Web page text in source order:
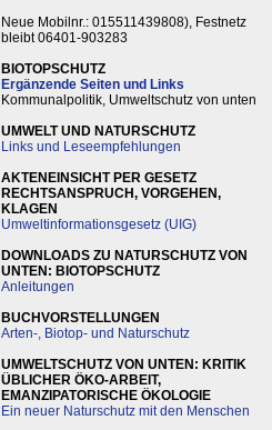
Neue Mobilnr.: 015511439808), Festnetz
bleibt 06401-903283
BIOTOPSCHUTZ
Ergänzende Seiten und Links
Kommunalpolitik, Umweltschutz von unten
UMWELT UND NATURSCHUTZ
Links und Leseempfehlungen
AKTENEINSICHT PER GESETZ
RECHTSANSPRUCH, VORGEHEN,
KLAGEN
Umweltinformationsgesetz (UIG)
DOWNLOADS ZU NATURSCHUTZ VON
UNTEN: BIOTOPSCHUTZ
Anleitungen
BUCHVORSTELLUNGEN
Arten-, Biotop- und Naturschutz
UMWELTSCHUTZ VON UNTEN: KRITIK
ÜBLICHER ÖKO-ARBEIT,
EMANZIPATORISCHE ÖKOLOGIE
Ein neuer Naturschutz mit den Menschen